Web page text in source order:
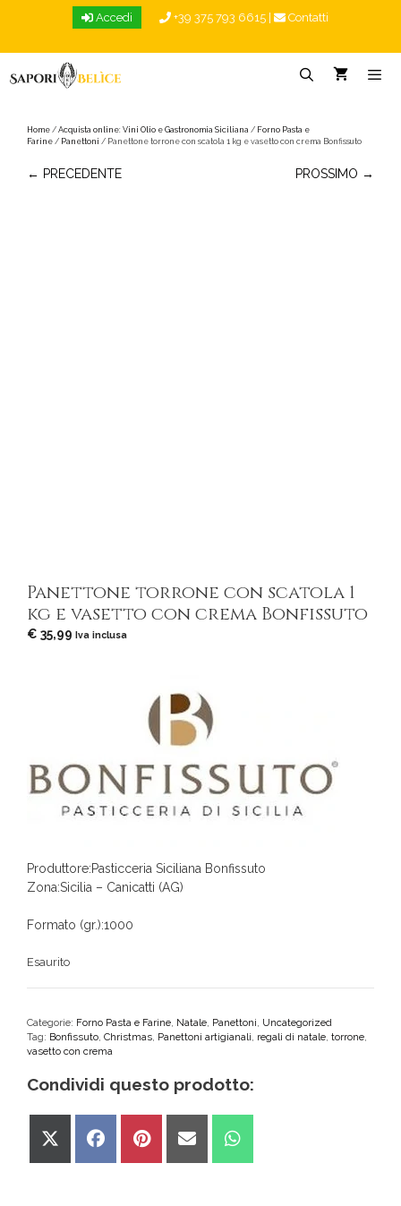
Accedi +39 375 793 6615 Contatti
Home / Acquista online: Vini Olio e Gastronomia Siciliana / Forno Pasta e
Farine / Panettoni / Panettone torrone con scatola 1 kg e vasetto con crema Bonfissuto
← PRECEDENTE PROSSIMO →
Panettone torrone con scatola 1
kg e vasetto con crema Bonfissuto
€ 35,99 Iva inclusa
Produttore:Pasticceria Siciliana Bonfissuto
Zona:Sicilia – Canicatti (AG)
Formato (gr.):1000
Esaurito
Categorie: Forno Pasta e Farine, Natale, Panettoni, Uncategorized
Tag: Bonfissuto, Christmas, Panettoni artigianali, regali di natale, torrone,
vasetto con crema
Condividi questo prodotto:
Share
Share
Share
Share
Share